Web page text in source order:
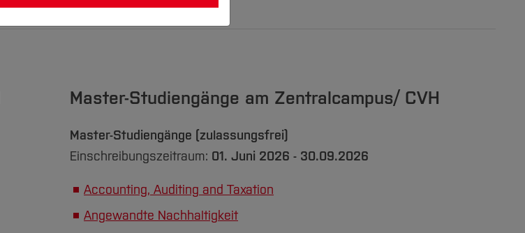
Master-Studiengänge am Zentralcampus/ CVH
Master-Studiengänge (zulassungsfrei)
Einschreibungszeitraum: 01. Juni 2026 - 30.09.2026
Accounting, Auditing and Taxation
Angewandte Nachhaltigkeit